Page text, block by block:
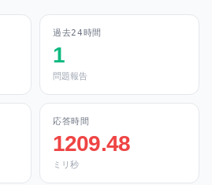
過去24時間
1
問題報告
応答時間
1209.48
ミリ秒